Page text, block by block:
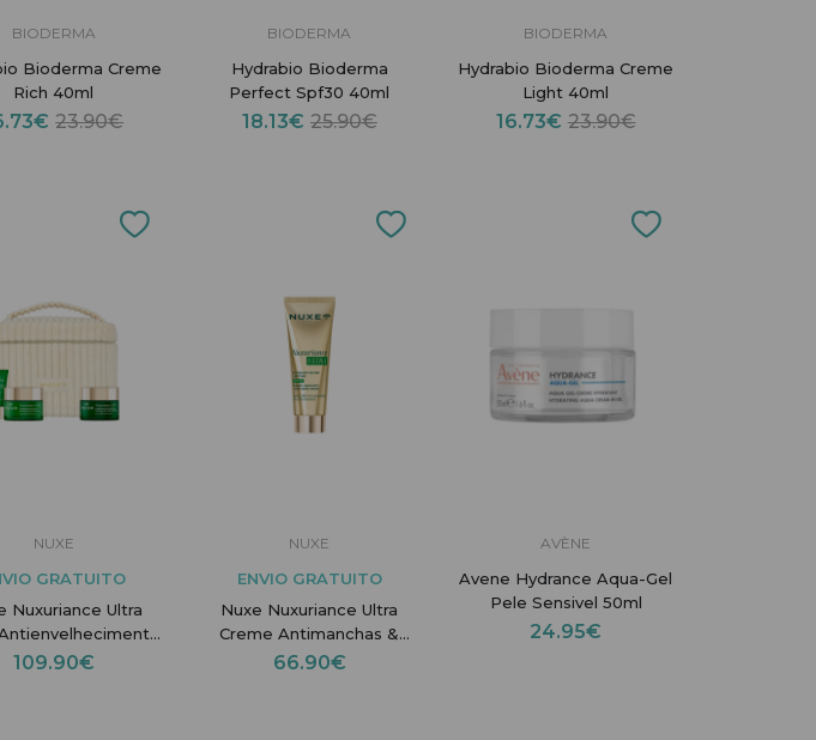
BIODERMA
Bioderma Creme
Rich 40ml
23.90€
BIODERMA
Hydrabio Bioderma
Perfect Spf30 40ml
18.13€ 25.90€
BIODERMA
Hydrabio Bioderma Creme
Light 40ml
16.73€ 23.90€
NUXE
GRATUITO
Nuxuriance Ultra
Dia, Noite +
109.90€
NUXE
ENVIO GRATUITO
Nuxe Nuxuriance Ultra
Creme Antimanchas &
Antienvelhecimento
66.90€
AVÈNE
Avene Hydrance Aqua-Gel
Pele Sensivel 50ml
24.95€